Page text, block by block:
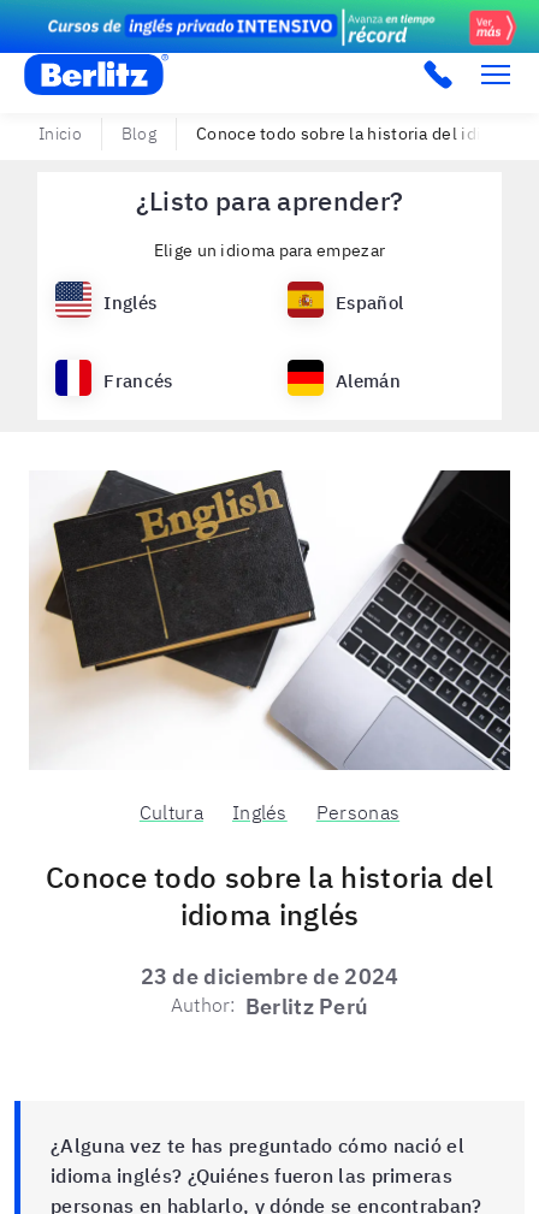
Berlitz PE
Inicio Blog Conoce todo sobre la historia del idioma
¿Listo para aprender?
Elige un idioma para empezar
Inglés Español
Francés Alemán
Cultura Inglés Personas
Conoce todo sobre la historia del
idioma inglés
23 de diciembre de 2024
Author: Berlitz Perú
¿Alguna vez te has preguntado cómo nació el
idioma inglés? ¿Quiénes fueron las primeras
personas en hablarlo, y dónde se encontraban?